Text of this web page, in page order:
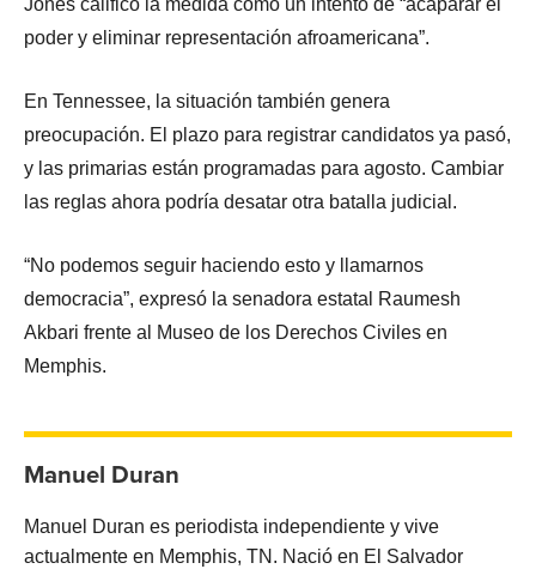
Jones calificó la medida como un intento de “acaparar el
poder y eliminar representación afroamericana”.
En Tennessee, la situación también genera
preocupación. El plazo para registrar candidatos ya pasó,
y las primarias están programadas para agosto. Cambiar
las reglas ahora podría desatar otra batalla judicial.
“No podemos seguir haciendo esto y llamarnos
democracia”, expresó la senadora estatal Raumesh
Akbari frente al Museo de los Derechos Civiles en
Memphis.
Manuel Duran
Manuel Duran es periodista independiente y vive
actualmente en Memphis, TN. Nació en El Salvador